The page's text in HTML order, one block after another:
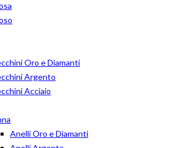
Oro e Diamanti
Argento
Acciaio
Anelli Oro e Diamanti